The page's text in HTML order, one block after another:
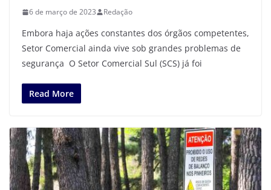
6 de março de 2023 Redação
Embora haja ações constantes dos órgãos competentes,
Setor Comercial ainda vive sob grandes problemas de
segurança O Setor Comercial Sul (SCS) já foi
Read More